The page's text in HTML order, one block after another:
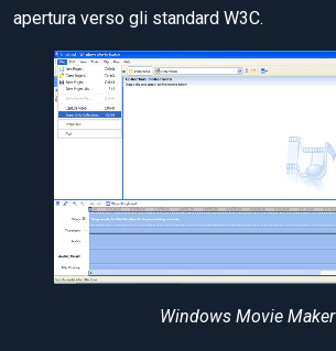
apertura verso gli standard W3C.
Windows Movie Maker